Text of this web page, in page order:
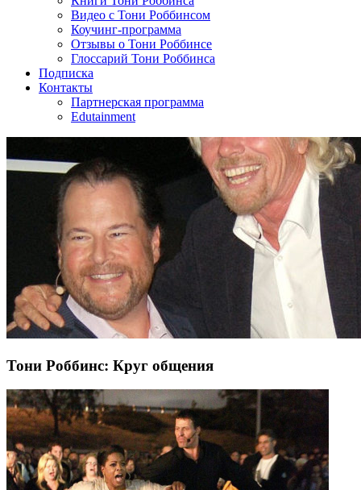
Видео с Тони Роббинсом
Коучинг-программа
Отзывы о Тони Роббинсе
Глоссарий Тони Роббинса
Подписка
Контакты
Партнерская программа
Edutainment
Тони Роббинс: Круг общения